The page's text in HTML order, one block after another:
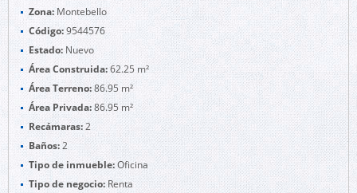
Zona:Montebello
Código:9544576
Estado: Nuevo
Área Construida:62.25 m²
Área Terreno:86.95 m²
Área Privada:86.95 m²
Recámaras:2
Baños:2
Tipo de inmueble:Oficina
Tipo de negocio:Renta